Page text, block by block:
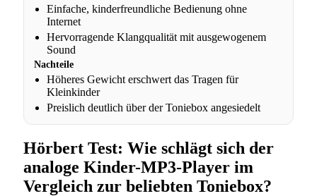
Einfache, kinderfreundliche Bedienung ohne
Internet
Hervorragende Klangqualität mit ausgewogenem
Sound
Nachteile
Höheres Gewicht erschwert das Tragen für
Kleinkinder
Preislich deutlich über der Toniebox angesiedelt
Hörbert Test: Wie schlägt sich der
analoge Kinder-MP3-Player im
Vergleich zur beliebten Toniebox?